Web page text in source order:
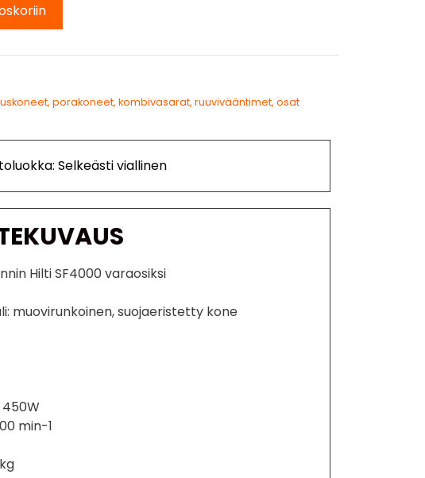
porakoneet, kombivasarat, ruuvivääntimet, osat
Selkeästi viallinen
Hilti SF4000 varaosiksi
muovirunkoinen, suojaeristetty kone
min-1